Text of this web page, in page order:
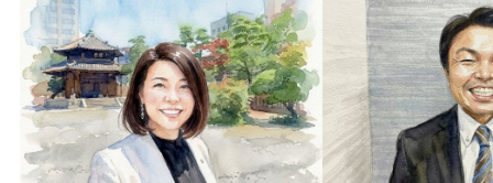
1.市場概況 福岡市の不動産市場は、人口増加と都市再開発を背
景に堅調に推移しています。 2.状況 人口動向：九州主要都市
として増加傾向 価格動き：中心部は上昇、郊外は安定 需要：
投資・居住用ともに良好 3.エリア別の特徴 ①天...
2025.12.21